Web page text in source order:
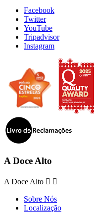
Facebook
Twitter
YouTube
Tripadvisor
Instagram
A Doce Alto
A Doce Alto  
Sobre Nós
Localização